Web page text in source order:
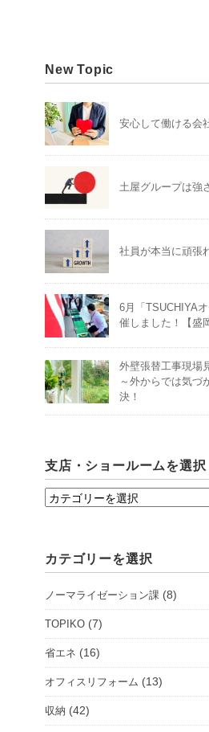
New Topic
安心して働ける会
土屋グループは強
社員が本当に頑張
6月「TSUCHIYA
催しました！【盛
外壁張替工事現場
～外からでは気づ
決！
支店・ショールームを選択
支
ョ
ル
ー
を
選
択
カテゴリーを選択
ノーマライゼーション課 (8)
TOPIKO (7)
省エネ (16)
オフィスリフォーム (13)
収納 (42)